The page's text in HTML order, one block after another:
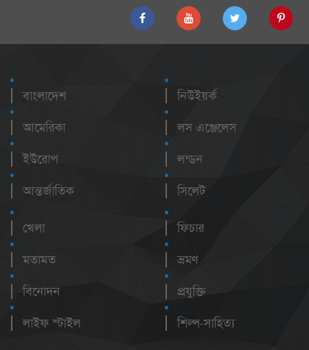
বাংলাদেশ
আমেরিকা
ইউরোপ
আন্তর্জাতিক
নিউইয়র্ক
লস এঞ্জেলেস
লন্ডন
সিলেট
খেলা
মতামত
বিনোদন
লাইফ স্টাইল
ফিচার
ভ্রমণ
প্রযুক্তি
শিল্প-সাহিত্য